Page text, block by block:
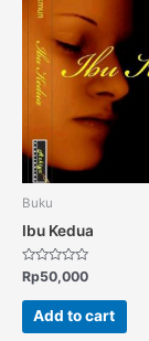
Buku
Ibu Kedua
Rated
0
out
Rp50,000
Add to cart